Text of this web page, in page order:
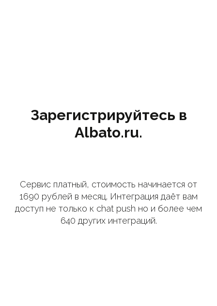
Зарегистрируйтесь в
Albato.ru.
Сервис платный, стоимость начинается от
1690 рублей в месяц. Интеграция даёт вам
доступ не только к chat push но и более чем
640 других интеграций.